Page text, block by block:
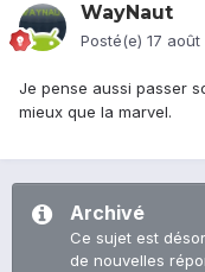
WayNaut
Posté(e) 17 août
Je pense aussi passer
mieux que la marvel.
Archivé
Ce sujet est
de nouvelles